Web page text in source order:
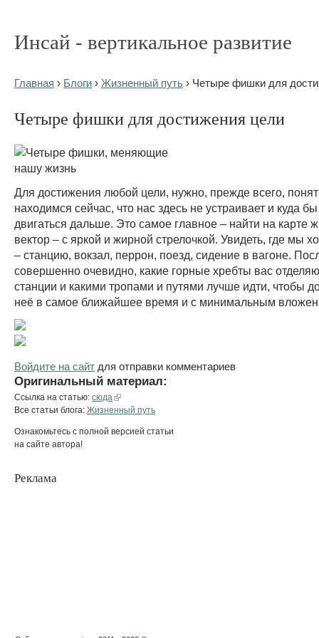
Инсай - вертикальное развитие
Главная › Блоги › Жизненный путь › Четыре фишки для
Четыре фишки для достижения цели
Для достижения любой цели, нужно, прежде всего,
находимся сейчас, что нас здесь не устраивает и куда
двигаться дальше. Это самое главное – найти на карте
вектор – с яркой и жирной стрелочкой. Увидеть, где мы
– станцию, вокзал, перрон, поезд, сидение в вагоне.
совершенно очевидно, какие горные хребты вас
станции и какими тропами и путями лучше идти, чтобы
неё в самое ближайшее время и с минимальным
Войдите на сайт для отправки комментариев
Оригинальный материал:
Ссылка на статью: сюда
Все статьи блога: Жизненный путь
Ознакомьтесь с полной версией статьи
на сайте автора!
Реклама